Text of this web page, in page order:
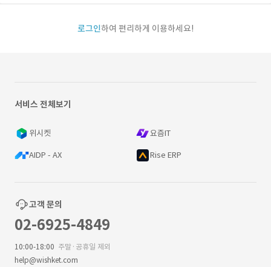
로그인하여 편리하게 이용하세요!
서비스 전체보기
위시켓 요즘IT
AIDP - AX Rise ERP
고객 문의
02-6925-4849
10:00-18:00 주말·공휴일 제외
help@wishket.com